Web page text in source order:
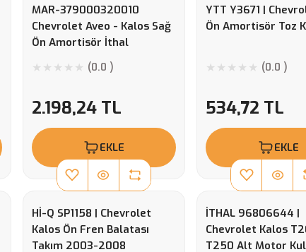
MAR-379000320010
Chevrolet Aveo - Kalos Sağ
Ön Amortisör İthal
(0.0 )
2.198,24 TL
EKLE
YTT Y3671 |
Ön Amortisör Toz
(0.0 )
534,72 TL
EKLE
Hİ-Q SP1158 | Chevrolet
Kalos Ön Fren Balatası
Takım 2003-2008
İTHAL 96806644 |
Chevrolet Kalos
T250 Alt Motor